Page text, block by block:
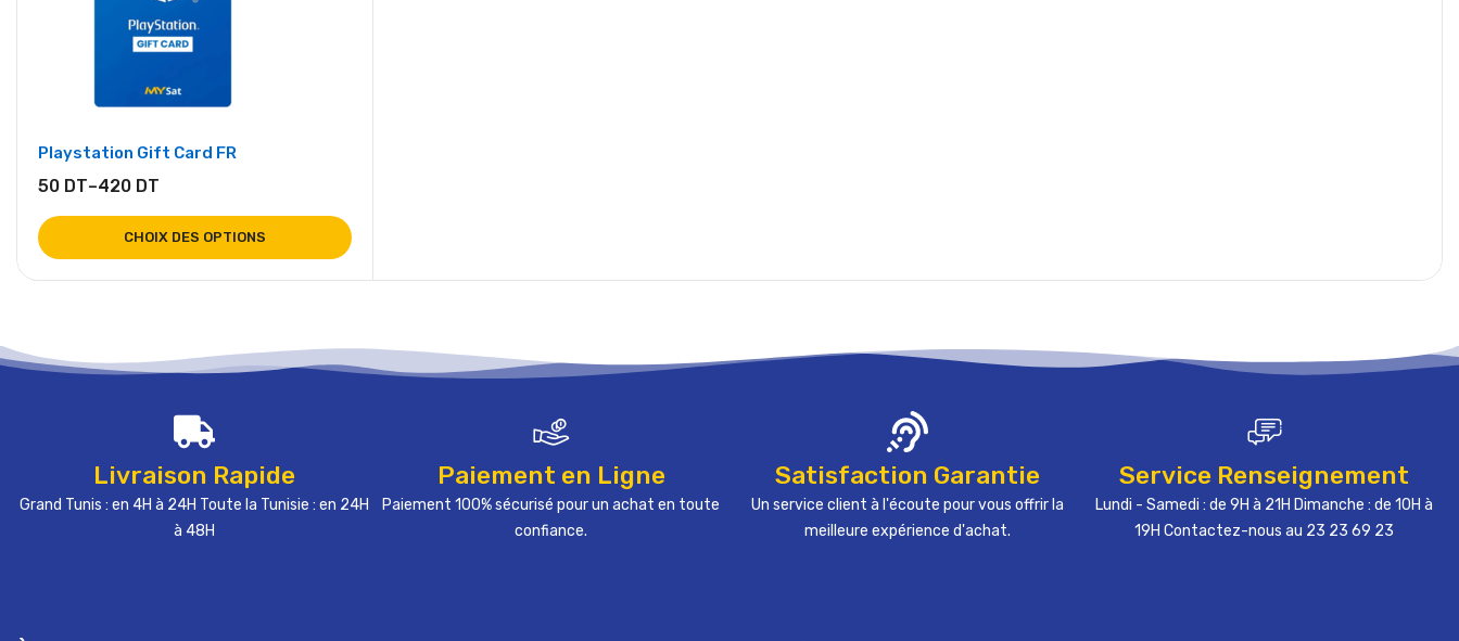
Playstation Gift Card FR
50 DT–420 DT
CHOIX DES OPTIONS
Livraison Rapide
Grand Tunis : en 4H à 24H Toute la Tunisie : en 24H
à 48H
Paiement en Ligne
Paiement 100% sécurisé pour un achat en toute
confiance.
Satisfaction Garantie
Un service client à l'écoute pour vous offrir la
meilleure expérience d'achat.
Service Renseignement
Lundi - Samedi : de 9H à 21H Dimanche : de 10H à
19H Contactez-nous au 23 23 69 23